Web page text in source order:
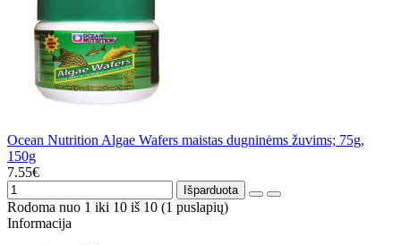
Ocean Nutrition Algae Wafers maistas dugninėms žuvims; 75g,
150g
7.55€
Išparduota
Rodoma nuo 1 iki 10 iš 10 (1 puslapių)
Informacija